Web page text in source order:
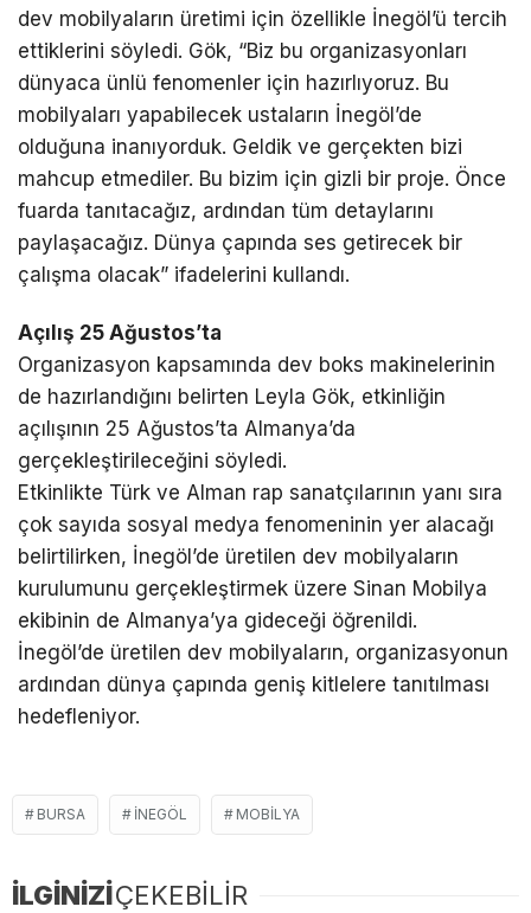
dev mobilyaların üretimi için özellikle İnegöl’ü tercih
ettiklerini söyledi. Gök, “Biz bu organizasyonları
dünyaca ünlü fenomenler için hazırlıyoruz. Bu
mobilyaları yapabilecek ustaların İnegöl’de
olduğuna inanıyorduk. Geldik ve gerçekten bizi
mahcup etmediler. Bu bizim için gizli bir proje. Önce
fuarda tanıtacağız, ardından tüm detaylarını
paylaşacağız. Dünya çapında ses getirecek bir
çalışma olacak” ifadelerini kullandı.
Açılış 25 Ağustos’ta
Organizasyon kapsamında dev boks makinelerinin
de hazırlandığını belirten Leyla Gök, etkinliğin
açılışının 25 Ağustos’ta Almanya’da
gerçekleştirileceğini söyledi.
Etkinlikte Türk ve Alman rap sanatçılarının yanı sıra
çok sayıda sosyal medya fenomeninin yer alacağı
belirtilirken, İnegöl’de üretilen dev mobilyaların
kurulumunu gerçekleştirmek üzere Sinan Mobilya
ekibinin de Almanya’ya gideceği öğrenildi.
İnegöl’de üretilen dev mobilyaların, organizasyonun
ardından dünya çapında geniş kitlelere tanıtılması
hedefleniyor.
BURSA İNEGÖL MOBILYA
İLGİNİZİÇEKEBİLİR